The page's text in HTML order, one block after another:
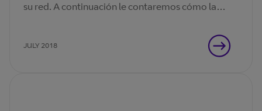
su red. A continuación le contaremos cómo la
JULY 2018